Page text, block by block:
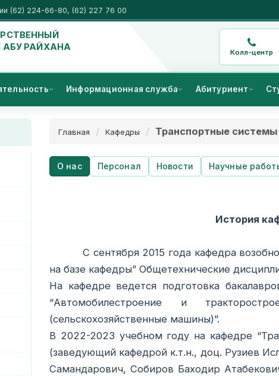
(62) 224-66-80, (62) 227 76 00
АБУ РАЙХАНА
Колл-центр
Информационная служба Абитуриент
Главная Кафедры Транспортные системы
О нас Персонал Новости Научные
История
С сентября 2015 года кафедра
на базе кафедры” Общетехнические
На кафедре ведется подготовка
“Автомобилестроение и
(сельскохозяйственные машины)”.
В 2022-2023 учебном году на кафедре
(заведующий кафедрой к.т.н., доц. Рузиев
Самандарович, Собиров Баходир